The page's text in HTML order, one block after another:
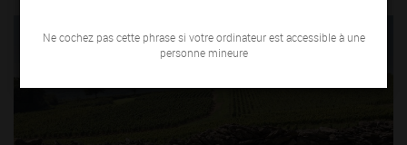
Ne cochez pas cette phrase si votre ordinateur est accessible à une
personne mineure